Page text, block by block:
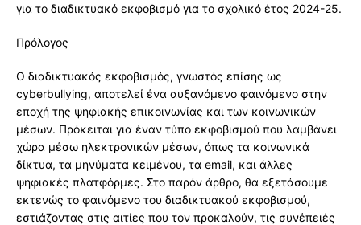
για το διαδικτυακό εκφοβισμό για το σχολικό έτος 2024-25.
Πρόλογος
Ο διαδικτυακός εκφοβισμός, γνωστός επίσης ως
cyberbullying, αποτελεί ένα αυξανόμενο φαινόμενο στην
εποχή της ψηφιακής επικοινωνίας και των κοινωνικών
μέσων. Πρόκειται για έναν τύπο εκφοβισμού που λαμβάνει
χώρα μέσω ηλεκτρονικών μέσων, όπως τα κοινωνικά
δίκτυα, τα μηνύματα κειμένου, τα email, και άλλες
ψηφιακές πλατφόρμες. Στο παρόν άρθρο, θα εξετάσουμε
εκτενώς το φαινόμενο του διαδικτυακού εκφοβισμού,
εστιάζοντας στις αιτίες που τον προκαλούν, τις συνέπειές